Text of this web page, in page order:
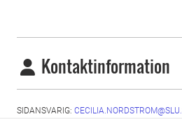
Kontaktinformation
SIDANSVARIG: